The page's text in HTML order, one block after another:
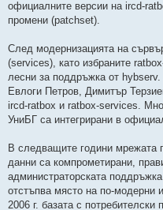
официалните версии на ircd-
промени (patchset).
След модернизацията на
(services), като избраните
лесни за поддръжка от
Евлоги Петров, Димитър
ircd-ratbox и ratbox-services.
УниБГ са интегрирани в
В следващите години мрежата
данни са компрометирани,
администраторската
отстъпва място на по-модерни
2006 г. базата с потребителски